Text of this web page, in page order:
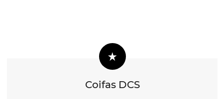
Coifas DCS